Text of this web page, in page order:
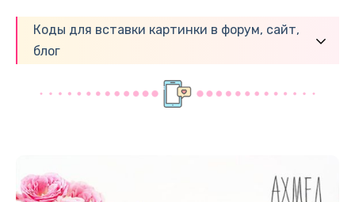
Коды для вставки картинки в форум, сайт,
блог